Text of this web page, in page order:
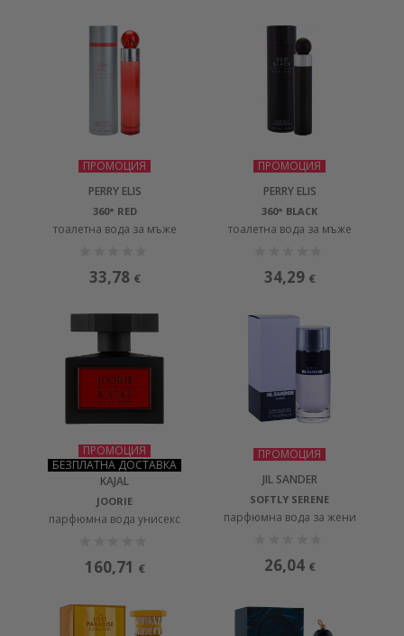
ПРОМОЦИЯ
PERRY ELIS
360° RED
тоалетна вода за мъже
33,78 €
ПРОМОЦИЯ
PERRY ELIS
360° BLACK
тоалетна вода за мъже
34,29 €
ПРОМОЦИЯ
БЕЗПЛАТНА ДОСТАВКА
KAJAL
JOORIE
парфюмна вода унисекс
160,71 €
ПРОМОЦИЯ
JIL SANDER
SOFTLY SERENE
парфюмна вода за жени
26,04 €